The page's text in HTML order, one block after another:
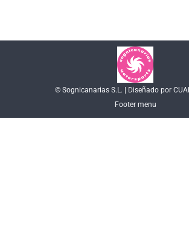
© Sognicanarias S.L. | Diseñado por
Footer menu